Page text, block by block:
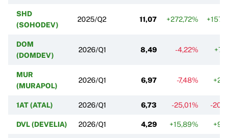
SHD
(SOHODEV)
2025/Q2 11,07 +272,72%
DOM
(DOMDEV)
2026/Q1 8,49 -4,22%
MUR
(MURAPOL)
2026/Q1 6,97 -7,48%
1AT (ATAL) 2026/Q1 6,73 -25,01% -
DVL (DEVELIA) 2026/Q1 4,29 +15,89%